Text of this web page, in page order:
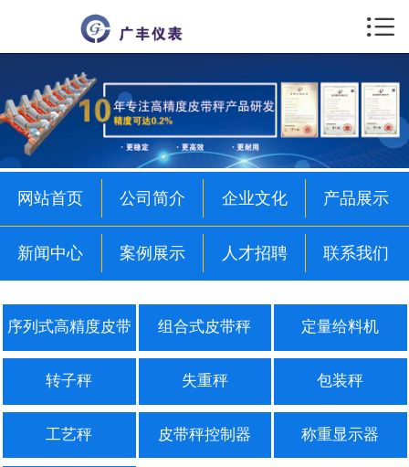
企业文化
产品展示
新闻中心
案例展示
人才招聘
联系我们

网站首页 公司简介 企业文化 产品展示
新闻中心 案例展示 人才招聘 联系我们
序列式高精度皮带
秤
组合式皮带秤 定量给料机
转子秤 失重秤 包装秤
工艺秤 皮带秤控制器 称重显示器